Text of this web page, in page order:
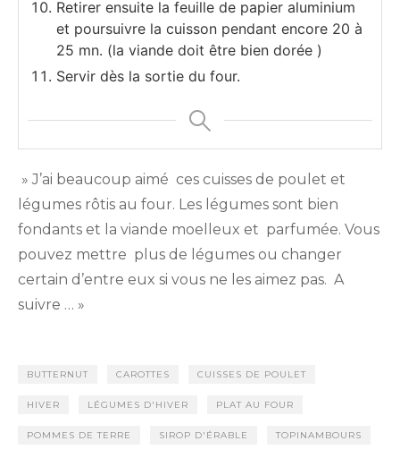
Retirer ensuite la feuille de papier aluminium
et poursuivre la cuisson pendant encore 20 à
25 mn. (la viande doit être bien dorée )
Servir dès la sortie du four.
» J’ai beaucoup aimé ces cuisses de poulet et
légumes rôtis au four. Les légumes sont bien
fondants et la viande moelleux et parfumée. Vous
pouvez mettre plus de légumes ou changer
certain d’entre eux si vous ne les aimez pas. A
suivre … »
BUTTERNUT CAROTTES CUISSES DE POULET
HIVER LÉGUMES D'HIVER PLAT AU FOUR
POMMES DE TERRE SIROP D'ÉRABLE TOPINAMBOURS